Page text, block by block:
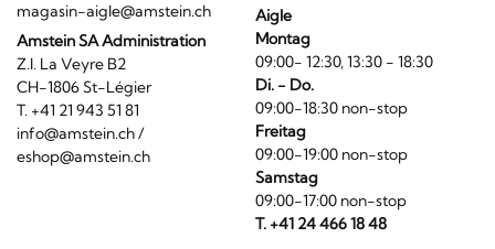
magasin-aigle@amstein.ch
Amstein SA Administration
Z.I. La Veyre B2
CH-1806 St-Légier
T. +41 21 943 51 81
info@amstein.ch/
eshop@amstein.ch
Aigle
Montag
09:00- 12:30, 13:30 - 18:30
Di. - Do.
09:00-18:30 non-stop
Freitag
09:00-19:00 non-stop
Samstag
09:00-17:00 non-stop
T. +41 24 466 18 48